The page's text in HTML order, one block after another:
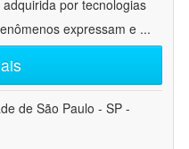
por tecnologias
expressam e ...
de São Paulo - SP -